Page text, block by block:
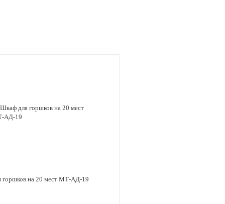
горшков на 20 мест МТ-АД-19